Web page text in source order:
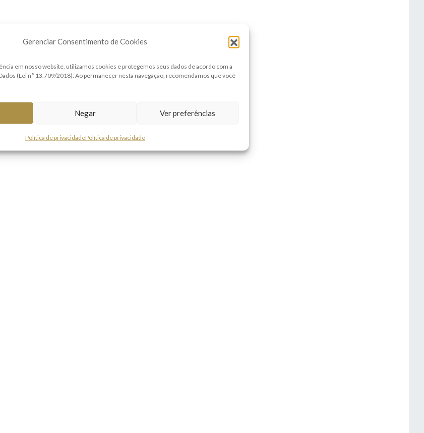
Gerenciar Consentimento de Cookies
em nosso website, utilizamos cookies e protegemos seus dados de acordo com a
(Lei n° 13.709/2018). Ao permanecer nesta navegação, recomendamos que você
Negar Ver preferências
Política de privacidadePolítica de privacidade